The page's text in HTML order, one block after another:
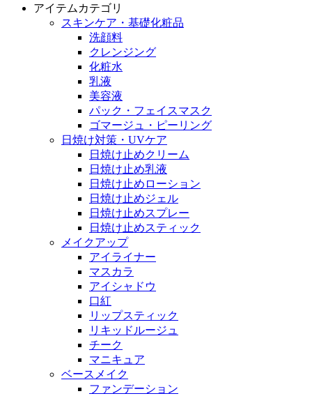
アイテムカテゴリ
スキンケア・基礎化粧品
洗顔料
クレンジング
化粧水
乳液
美容液
パック・フェイスマスク
ゴマージュ・ピーリング
日焼け対策・UVケア
日焼け止めクリーム
日焼け止め乳液
日焼け止めローション
日焼け止めジェル
日焼け止めスプレー
日焼け止めスティック
メイクアップ
アイライナー
マスカラ
アイシャドウ
口紅
リップスティック
リキッドルージュ
チーク
マニキュア
ベースメイク
ファンデーション